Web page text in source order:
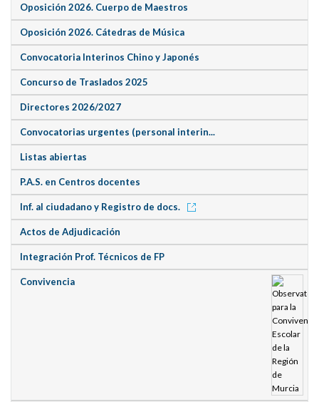
Oposición 2026. Cuerpo de Maestros
Oposición 2026. Cátedras de Música
Convocatoria Interinos Chino y Japonés
Concurso de Traslados 2025
Directores 2026/2027
Convocatorias urgentes (personal interin...
Listas abiertas
P.A.S. en Centros docentes
Inf. al ciudadano y Registro de docs.
Actos de Adjudicación
Integración Prof. Técnicos de FP
Convivencia